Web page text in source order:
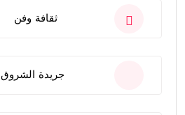
ثقافة وفن
جريدة الشروق